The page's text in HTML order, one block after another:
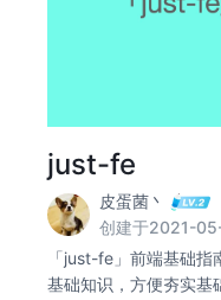
just-fe
皮蛋菌丶
创建于2021-
「just-fe」前端基础
基础知识，方便夯实基